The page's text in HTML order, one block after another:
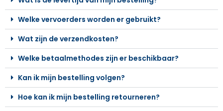
Welke vervoerders worden er gebruikt?
Wat zijn de verzendkosten?
Welke betaalmethodes zijn er beschikbaar?
Kan ik mijn bestelling volgen?
Hoe kan ik mijn bestelling retourneren?